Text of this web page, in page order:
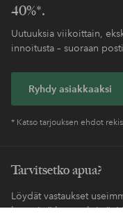
40%*.
Uutuuksia viikoittain,
innoitusta – suoraan
Ryhdy asiakkaaksi
* Katso tarjouksen ehdot
Tarvitsetko apua?
Löydät vastaukset
kysytyistä kysymyksistä.